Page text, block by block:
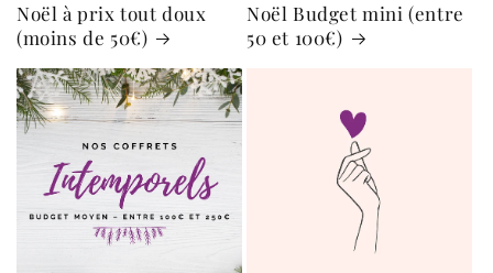
Noël à prix tout doux
(moins de 50€)
Noël Budget mini (entre
50 et 100€)